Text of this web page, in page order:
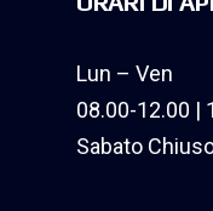
Lun – Ven
08.00-12.00 |
Sabato